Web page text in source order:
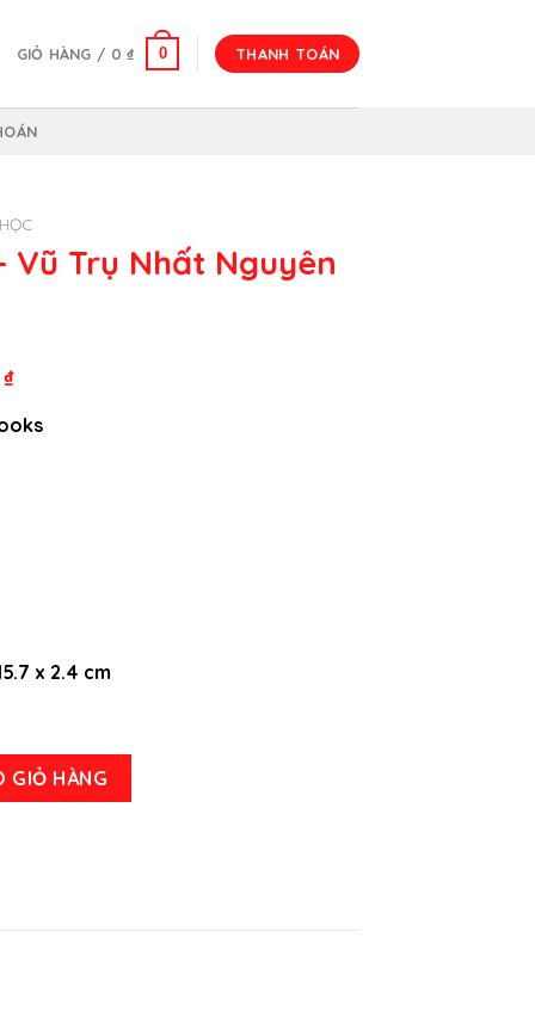
GIỎ HÀNG / 0₫ 0 THANH TOÁN
Vũ Trụ Nhất Nguyên
₫Giá
hiện
tại
x 2.4 cm
Luận - Phần 2 số lượng
GIỎ HÀNG